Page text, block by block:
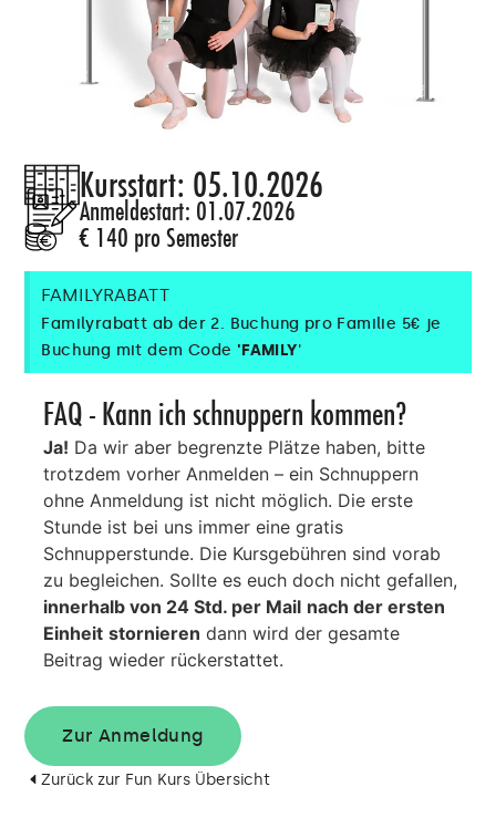
Kursstart: 05.10.2026
Anmeldestart: 01.07.2026
€ 140 pro Semester
FAMILYRABATT
Familyrabatt ab der 2. Buchung pro Familie 5€ je
Buchung mit dem Code 'FAMILY'
FAQ - Kann ich schnuppern kommen?
Ja! Da wir aber begrenzte Plätze haben, bitte
trotzdem vorher Anmelden – ein Schnuppern
ohne Anmeldung ist nicht möglich. Die erste
Stunde ist bei uns immer eine gratis
Schnupperstunde. Die Kursgebühren sind vorab
zu begleichen. Sollte es euch doch nicht gefallen,
innerhalb von 24 Std. per Mail nach der ersten
Einheit stornieren dann wird der gesamte
Beitrag wieder rückerstattet.
Zur Anmeldung
Zurück zur Fun Kurs Übersicht